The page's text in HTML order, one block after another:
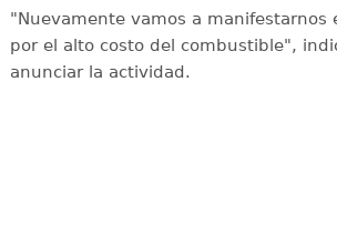
"Nuevamente vamos a manifestarnos
por el alto costo del combustible",
anunciar la actividad.